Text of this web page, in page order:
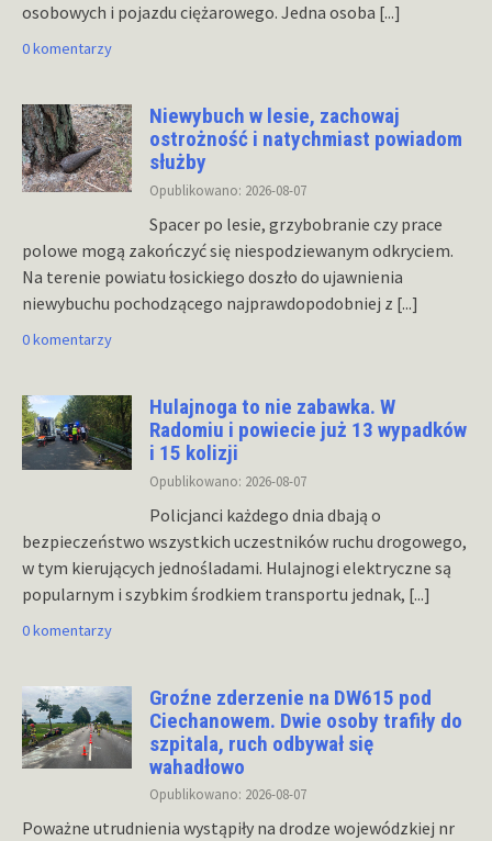
osobowych i pojazdu ciężarowego. Jedna osoba [...]
0 komentarzy
Niewybuch w lesie, zachowaj
ostrożność i natychmiast powiadom
służby
Opublikowano: 2026-08-07
Spacer po lesie, grzybobranie czy prace
polowe mogą zakończyć się niespodziewanym odkryciem.
Na terenie powiatu łosickiego doszło do ujawnienia
niewybuchu pochodzącego najprawdopodobniej z [...]
0 komentarzy
Hulajnoga to nie zabawka. W
Radomiu i powiecie już 13 wypadków
i 15 kolizji
Opublikowano: 2026-08-07
Policjanci każdego dnia dbają o
bezpieczeństwo wszystkich uczestników ruchu drogowego,
w tym kierujących jednośladami. Hulajnogi elektryczne są
popularnym i szybkim środkiem transportu jednak, [...]
0 komentarzy
Groźne zderzenie na DW615 pod
Ciechanowem. Dwie osoby trafiły do
szpitala, ruch odbywał się
wahadłowo
Opublikowano: 2026-08-07
Poważne utrudnienia wystąpiły na drodze wojewódzkiej nr